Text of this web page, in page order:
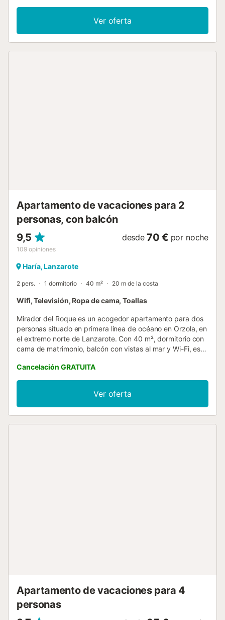
un baño y por lo tanto en él se pueden alojar 7 personas. El
apartamento cuenta con Wi-Fi (apto para videollamadas),
televisión por satélite y lavadora. Se admiten niños y hay
una cuna y una trona disponibles (bajo petición). Los
sól...
Ver oferta
Apartamento de vacaciones para 2
personas, con balcón
9,5
109 opiniones
desde 70 € por noche
Haría, Lanzarote
2 pers. 1 dormitorio 40 m² 20 m de la costa
Wifi, Televisión, Ropa de cama, Toallas
Mirador del Roque es un acogedor apartamento para dos
personas situado en primera línea de océano en Orzola, en
el extremo norte de Lanzarote. Con 40 m², dormitorio con
cama de matrimonio, balcón con vistas al mar y Wi-Fi, es el
está completamente equipada para que puedas preparar
tus propias comidas con total comodidad. Los huéspedes
también tienen acceso exclusivo a un solárium en la zona
alta de la propiedad, ideal para disfrutar del sol y las vistas
en total privacidad. Orzola es un auténtico pueblo de
Cancelación GRATUITA
Ver oferta
Apartamento de vacaciones para 4
personas